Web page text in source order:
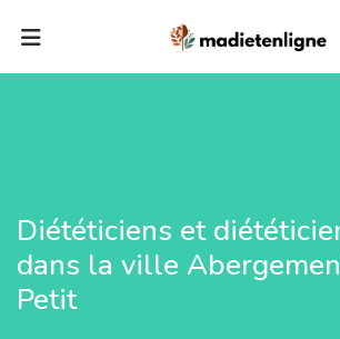
Diététiciens et
dans la ville
Petit